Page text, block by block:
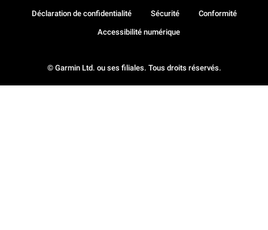
© Garmin Ltd. ou ses filiales. Tous droits réservés.
Déclaration de confidentialité Sécurité Conformité
Accessibilité numérique